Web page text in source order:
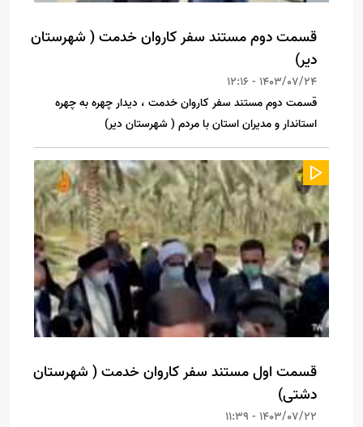
قسمت دوم مستند سفر کاروان خدمت ( شهرستان
دیر)
1403/07/24 - 12:16
قسمت دوم مستند سفر کاروان خدمت ، دیدار چهره به چهره
استاندار و مدیران استان با مردم ( شهرستان دیر)
‌قسمت اول مستند سفر کاروان خدمت ( شهرستان
دشتی)
1403/07/22 - 11:39